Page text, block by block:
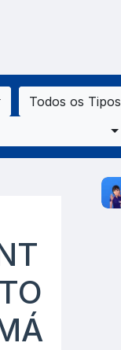
Todos os Tipos